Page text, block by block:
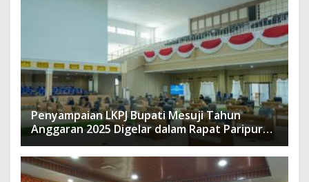
Penyampaian LKPJ Bupati Mesuji Tahun
Anggaran 2025 Digelar dalam Rapat Paripurna
DPRD